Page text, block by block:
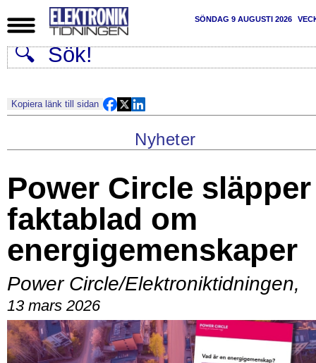
SÖNDAG 9 AUGUSTI 2026
Kopiera länk till sidan
Nyheter
Power Circle släpper
faktablad om
energigemenskaper
Power Circle/Elektroniktidningen,
13 mars 2026